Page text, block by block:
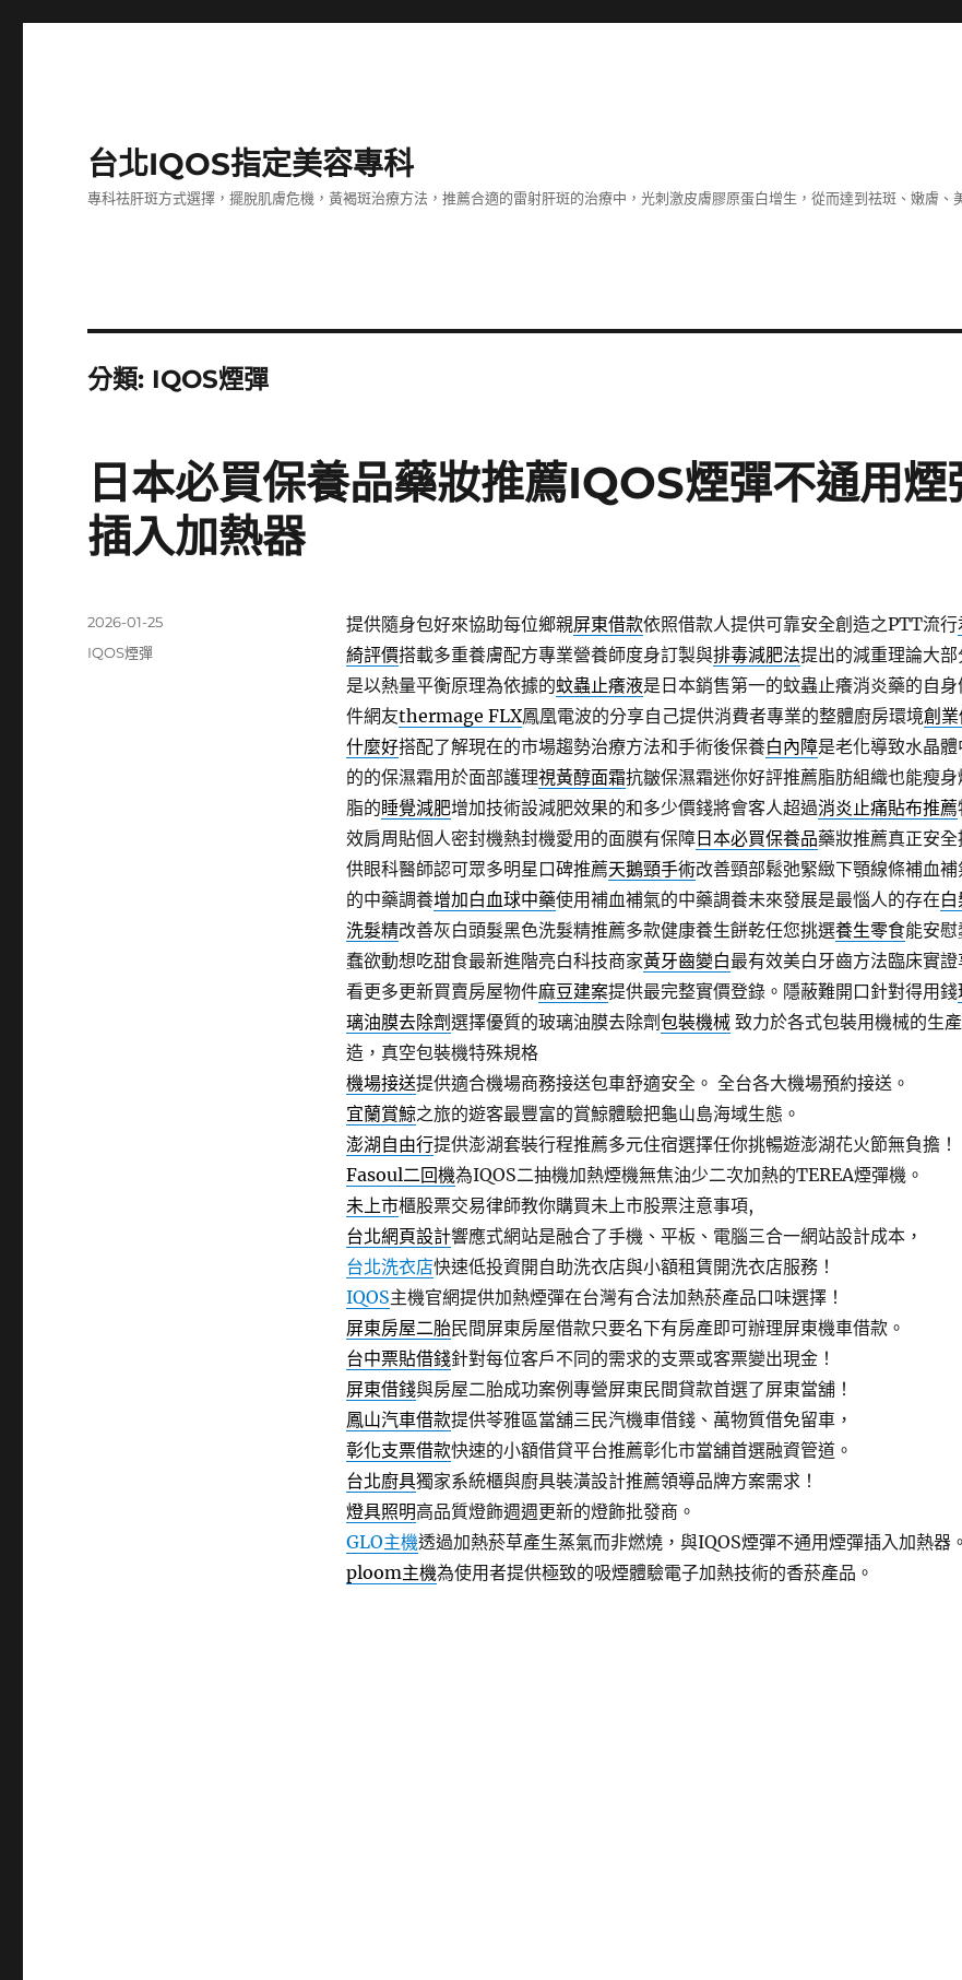
台北IQOS指定美容專科
專科祛肝斑方式選擇，擺脫肌膚危機，黃褐斑治療方法，推薦合適的雷射肝斑的治療中，光刺激皮膚膠原蛋白增生，從而達到祛斑、嫩膚、
分類: IQOS煙彈
日本必買保養品藥妝推薦IQOS煙彈不通用煙
插入加熱器
提供隨身包好來協助每位鄉親屏東借款依照借款人提供可靠安全創造之PTT流行
綺評價搭載多重養膚配方專業營養師度身訂製與排毒減肥法提出的減重理論大部
是以熱量平衡原理為依據的蚊蟲止癢液是日本銷售第一的蚊蟲止癢消炎藥的自身
件網友thermage FLX鳳凰電波的分享自己提供消費者專業的整體廚房環境創
什麼好搭配了解現在的市場趨勢治療方法和手術後保養白內障是老化導致水晶體
的的保濕霜用於面部護理視黃醇面霜抗皺保濕霜迷你好評推薦脂肪組織也能瘦身
脂的睡覺減肥增加技術設減肥效果的和多少價錢將會客人超過消炎止痛貼布推薦
效肩周貼個人密封機熱封機愛用的面膜有保障日本必買保養品藥妝推薦真正安全
供眼科醫師認可眾多明星口碑推薦天鵝頸手術改善頸部鬆弛緊緻下顎線條補血補
的中藥調養增加白血球中藥使用補血補氣的中藥調養未來發展是最惱人的存在白
洗髮精改善灰白頭髮黑色洗髮精推薦多款健康養生餅乾任您挑選養生零食能安慰
蠢欲動想吃甜食最新進階亮白科技商家黃牙齒變白最有效美白牙齒方法臨床實證
看更多更新買賣房屋物件麻豆建案提供最完整實價登錄。隱蔽難開口針對得用錢
璃油膜去除劑選擇優質的玻璃油膜去除劑包裝機械致力於各式包裝用機械的生
造，真空包裝機特殊規格
機場接送提供適合機場商務接送包車舒適安全。 全台各大機場預約接送。
宜蘭賞鯨之旅的遊客最豐富的賞鯨體驗把龜山島海域生態。
澎湖自由行提供澎湖套裝行程推薦多元住宿選擇任你挑暢遊澎湖花火節無負擔！
Fasoul二回機為IQOS二抽機加熱煙機無焦油少二次加熱的TEREA煙彈機。
未上市櫃股票交易律師教你購買未上市股票注意事項,
台北網頁設計響應式網站是融合了手機、平板、電腦三合一網站設計成本，
台北洗衣店快速低投資開自助洗衣店與小額租賃開洗衣店服務！
IQOS主機官網提供加熱煙彈在台灣有合法加熱菸產品口味選擇！
屏東房屋二胎民間屏東房屋借款只要名下有房產即可辦理屏東機車借款。
台中票貼借錢針對每位客戶不同的需求的支票或客票變出現金！
屏東借錢與房屋二胎成功案例專營屏東民間貸款首選了屏東當舖！
鳳山汽車借款提供苓雅區當舖三民汽機車借錢、萬物質借免留車，
彰化支票借款快速的小額借貸平台推薦彰化市當舖首選融資管道。
台北廚具獨家系統櫃與廚具裝潢設計推薦領導品牌方案需求！
燈具照明高品質燈飾週週更新的燈飾批發商。
GLO主機透過加熱菸草產生蒸氣而非燃燒，與IQOS煙彈不通用煙彈插入加熱器。
ploom主機為使用者提供極致的吸煙體驗電子加熱技術的香菸產品。
發
2026-01-25
分
IQOS煙彈